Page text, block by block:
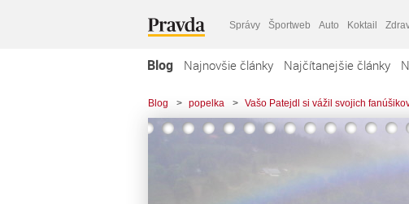
Správy Športweb Auto Koktail
Blog Najnovšie články Najčítanejšie články
Blog > popelka > Vašo Patejdl si vážil svojich